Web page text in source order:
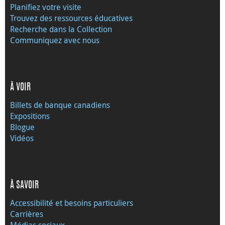
Planifiez votre visite
Trouvez des ressources éducatives
Recherche dans la Collection
Communiquez avec nous
À VOIR
Billets de banque canadiens
Expositions
Blogue
Vidéos
À SAVOIR
Accessibilité et besoins particuliers
Carrières